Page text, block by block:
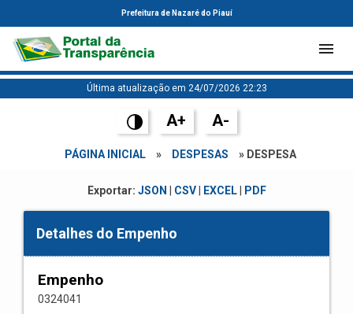
Prefeitura de Nazaré do Piauí
Última atualização em 24/07/2026 22:23
A+ A-
PÁGINA INICIAL » DESPESAS » DESPESA
Exportar: JSON CSV| EXCEL| PDF
Detalhes do Empenho
Empenho
0324041